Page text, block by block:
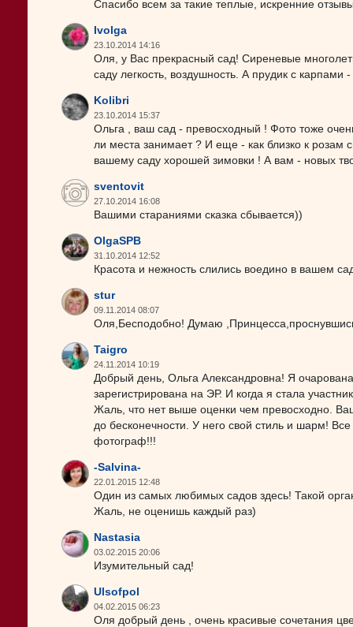
Спасибо всем за такие теплые, искренние
Ivolga
23.10.2014 14:16
Оля, у Вас прекрасный сад! Сиреневые
саду легкость, воздушность. А прудик с
Kolibri
23.10.2014 15:37
Ольга , ваш сад - превосходный ! Фото тоже
ли места занимает ? И еще - как близко к
вашему саду хорошей зимовки ! А вам - новых
sventovit
27.10.2014 16:08
Вашими стараниями сказка сбывается))
OlgaSPB
31.10.2014 12:52
Красота и нежность слились воедино в вашем
stur
09.11.2014 08:07
Оля,Бесподобно! Думаю
Taigro
24.11.2014 10:19
Добрый день, Ольга Александровна! Я
зарегистрирована на ЭР. И когда я стала
Жаль, что нет выше оценки чем превосходно.
до бесконечности. У него свой стиль и шарм!
фотограф!!!
-Salvina-
22.01.2015 12:48
Один из самых любимых садов здесь! Такой
Жаль, не оценишь каждый раз)
Nastasia
03.02.2015 20:06
Изумительный сад!
Ulsofpol
04.02.2015 06:23
Оля добрый день , очень красивые сочетания